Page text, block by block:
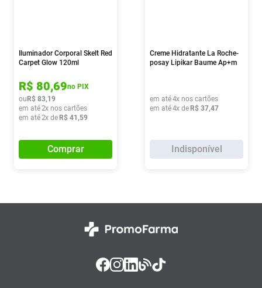
Iluminador Corporal Skelt Red
Carpet Glow 120ml
R$ 80,69no PIX
ou R$ 83,19
em até2x nos cartões
em até2x de R$ 41 ,59
Comprar
Creme Hidratante La Roche-
posay Lipikar Baume Ap+m
em até4x nos cartões
em até4x de R$ 37,47
Indisponível